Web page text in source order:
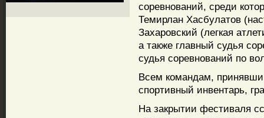
соревнований, среди
Темирлан Хасбулатов
Захаровский (легкая
а также главный судья
судья соревнований по
Всем командам,
спортивный инвентарь,
На закрытии фестиваля